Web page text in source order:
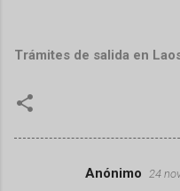
Trámites de salida en
Anónimo 24